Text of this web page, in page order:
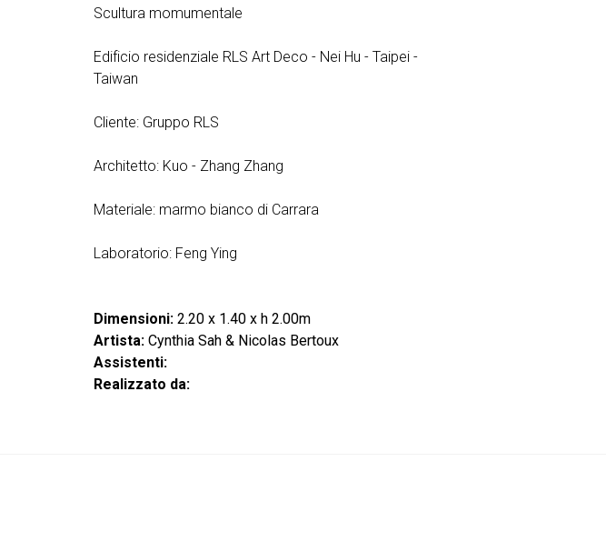
Scultura momumentale
Edificio residenziale RLS Art Deco - Nei Hu - Taipei -
Taiwan
Cliente: Gruppo RLS
Architetto: Kuo - Zhang Zhang
Materiale: marmo bianco di Carrara
Laboratorio: Feng Ying
Dimensioni:2.20 x 1.40 x h 2.00m
Artista:Cynthia Sah & Nicolas Bertoux
Assistenti:
Realizzato da: